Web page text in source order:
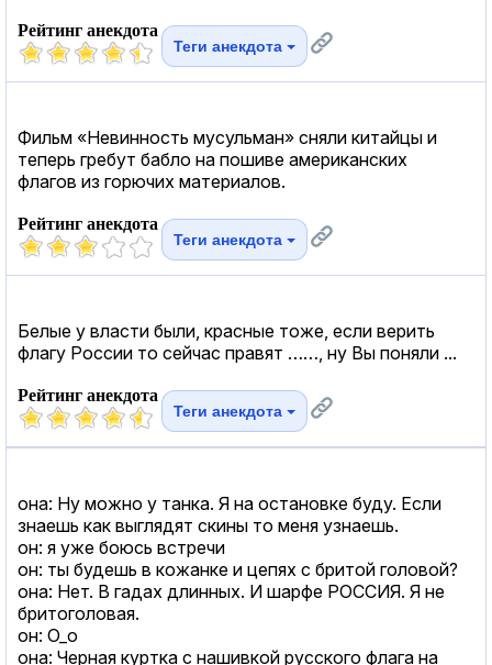
Рейтинг анекдота
Теги анекдота
Фильм «Невинность мусульман» сняли китайцы и
теперь гребут бабло на пошиве американских
флагов из горючих материалов.
Рейтинг анекдота
Теги анекдота
Белые у власти были, красные тоже, если верить
флагу России то сейчас правят ……, ну Вы поняли ...
Рейтинг анекдота
Теги анекдота
она: Ну можно у танка. Я на остановке буду. Если
знаешь как выглядят скины то меня узнаешь.
он: я уже боюсь встречи
он: ты будешь в кожанке и цепях с бритой головой?
она: Нет. В гадах длинных. И шарфе РОССИЯ. Я не
бритоголовая.
он: О_о
она: Черная куртка с нашивкой русского флага на